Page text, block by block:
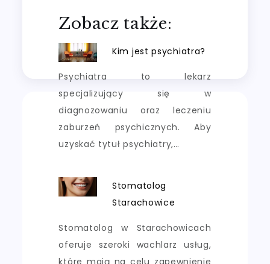
Zobacz także:
Kim jest psychiatra?
Psychiatra to lekarz
specjalizujący się w
diagnozowaniu oraz leczeniu
zaburzeń psychicznych. Aby
uzyskać tytuł psychiatry,…
Stomatolog
Starachowice
Stomatolog w Starachowicach
oferuje szeroki wachlarz usług,
które mają na celu zapewnienie